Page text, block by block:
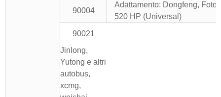
90004
Adattamento: Dongfeng,
520 HP (Universal)
90021
Jinlong,
Yutong e altri
autobus,
xcmg,